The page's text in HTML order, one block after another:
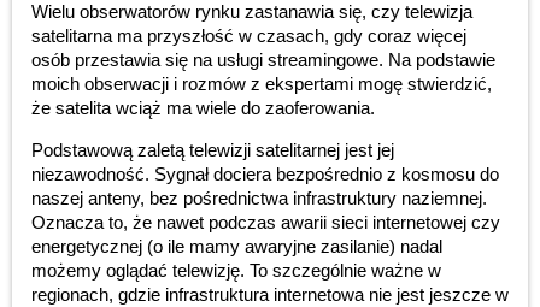
Wielu obserwatorów rynku zastanawia się, czy telewizja
satelitarna ma przyszłość w czasach, gdy coraz więcej
osób przestawia się na usługi streamingowe. Na podstawie
moich obserwacji i rozmów z ekspertami mogę stwierdzić,
że satelita wciąż ma wiele do zaoferowania.
Podstawową zaletą telewizji satelitarnej jest jej
niezawodność. Sygnał dociera bezpośrednio z kosmosu do
naszej anteny, bez pośrednictwa infrastruktury naziemnej.
Oznacza to, że nawet podczas awarii sieci internetowej czy
energetycznej (o ile mamy awaryjne zasilanie) nadal
możemy oglądać telewizję. To szczególnie ważne w
regionach, gdzie infrastruktura internetowa nie jest jeszcze w